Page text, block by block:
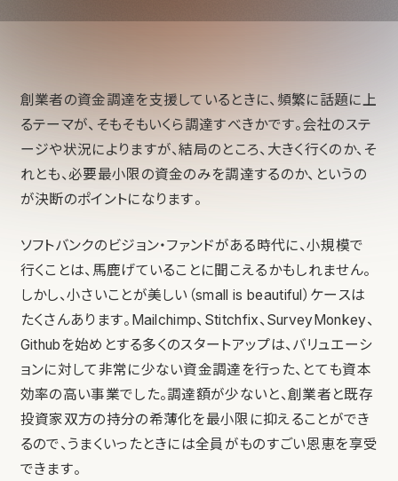
創業者の資金調達を支援しているときに、頻繁に話題に上
るテーマが、そもそもいくら調達すべきかです。会社のステ
ージや状況によりますが、結局のところ、大きく行くのか、そ
れとも、必要最小限の資金のみを調達するのか、というの
が決断のポイントになります。
ソフトバンクのビジョン・ファンドがある時代に、小規模で
行くことは、馬鹿げていることに聞こえるかもしれません。
しかし、小さいことが美しい（small is beautiful）ケースは
たくさんあります。Mailchimp、Stitchfix、SurveyMonkey、
Githubを始めとする多くのスタートアップは、バリュエーシ
ョンに対して非常に少ない資金調達を行った、とても資本
効率の高い事業でした。調達額が少ないと、創業者と既存
投資家双方の持分の希薄化を最小限に抑えることができ
るので、うまくいったときには全員がものすごい恩恵を享受
できます。